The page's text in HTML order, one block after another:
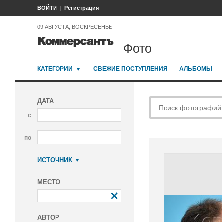
ВОЙТИ Регистрация
09 АВГУСТА, ВОСКРЕСЕНЬЕ
Фото
КАТЕГОРИИ СВЕЖИЕ ПОСТУПЛЕНИЯ АЛЬБОМЫ
ДАТА
с
по
ИСТОЧНИК
МЕСТО
АВТОР